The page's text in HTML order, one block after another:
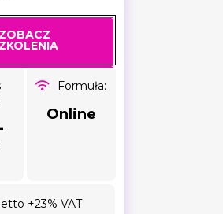
ZOBACZ
Formuła:
Online
+23% VAT